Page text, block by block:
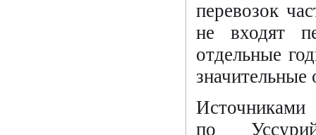
перевозок
не входят
отдельные
Источниками
по